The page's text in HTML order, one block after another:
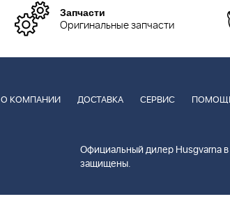
Запчасти
Оригинальные запчасти
О КОМПАНИИ ДОСТАВКА СЕРВИС
Официальный дилер Husgvarna
защищены.